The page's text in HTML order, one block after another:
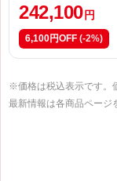
242,100 円
6,100円OFF (-2%)
※価格は税込表示です。
最新情報は各商品ページ